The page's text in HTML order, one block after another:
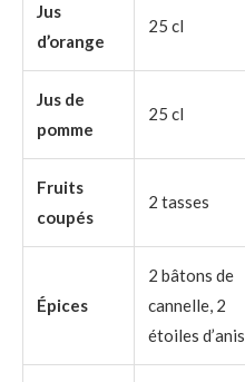
Jus
d’orange
25 cl
Jus de
pomme
25 cl
Fruits
coupés
2 tasses
Épices
2 bâtons de
cannelle, 2
étoiles d’anis